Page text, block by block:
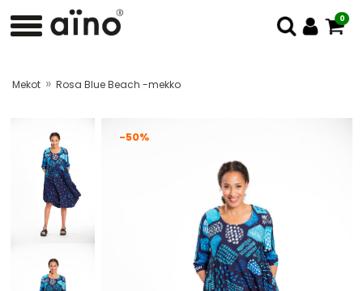
0
Mekot » Rosa Blue Beach -mekko
-50%